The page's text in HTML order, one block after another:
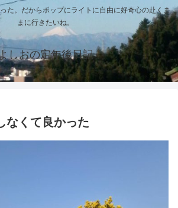
た。だからポップにライトに自由に好奇心の赴くま
まに行きたいね。
しおの定年後日記
なくて良かった